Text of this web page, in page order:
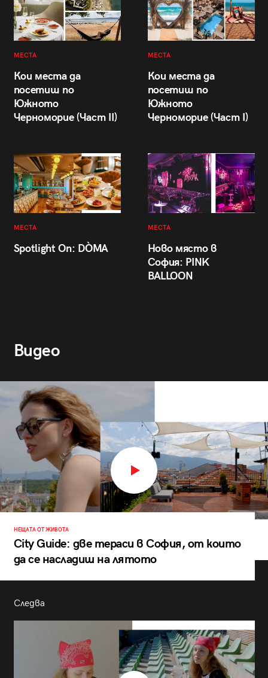
МЕСТА
Кои места да
посетиш по
Южното
Черноморие (Част II)
МЕСТА
Кои места да
посетиш по
Южното
Черноморие (Част I)
МЕСТА
Spotlight On: DÒMA
МЕСТА
Ново място в
София: PINK
BALLOON
Видео
НЕЩАТА ОТ ЖИВОТА
City Guide: две тераси в София, от които
да се насладиш на лятото
Следва